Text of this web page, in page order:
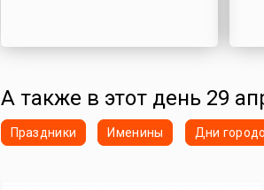
А также в этот день 29
Праздники Именины Дни